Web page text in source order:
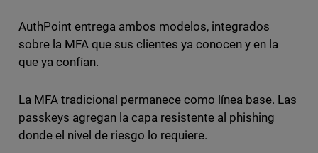
AuthPoint entrega ambos modelos, integrados
sobre la MFA que sus clientes ya conocen y en la
que ya confían.
La MFA tradicional permanece como línea base. Las
passkeys agregan la capa resistente al phishing
donde el nivel de riesgo lo requiere.